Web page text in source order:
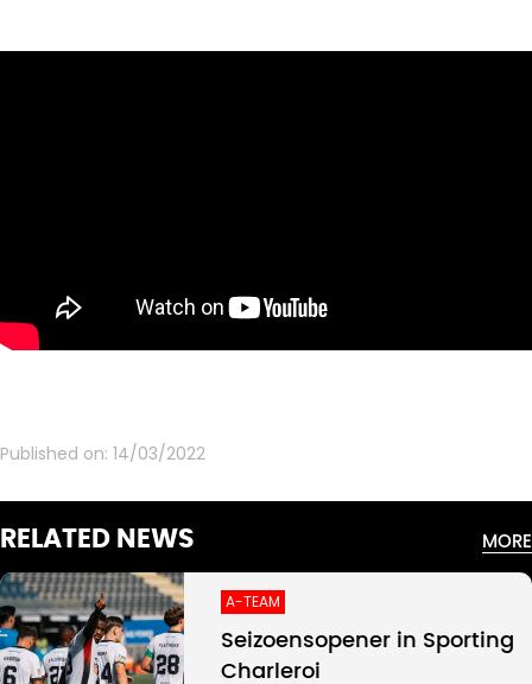
Published on: 14/03/2022
RELATED NEWS MORE
A-TEAM
Seizoensopener in Sporting
Charleroi